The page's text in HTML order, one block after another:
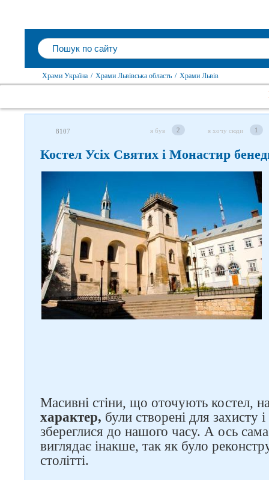
Храми Україна / Храми Львівська область / Храми Львів
8107 я був 2 я хочу сюди 1
Костел Усіх Святих і Монастир
Масивні стіни, що оточують костел,
характер, були створені для
збереглися до нашого часу. А ось
виглядає інакше, так як було
столітті.